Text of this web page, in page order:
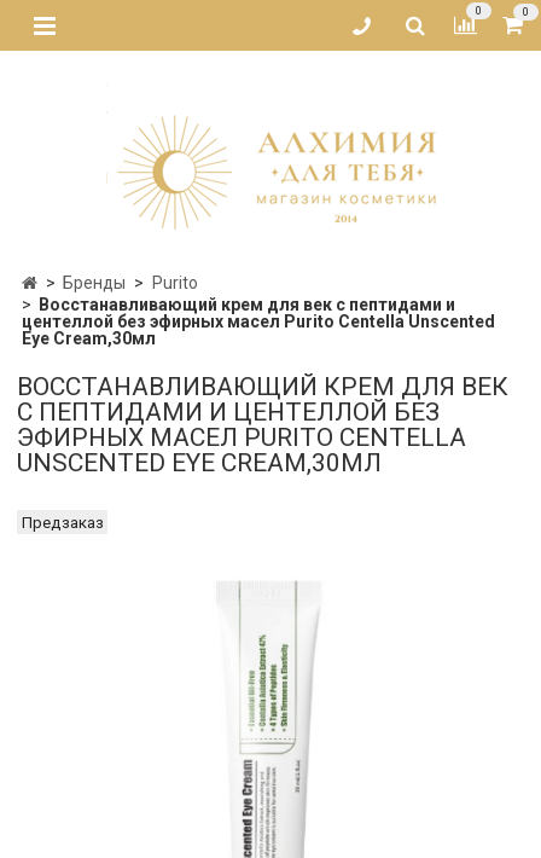
0 0
Бренды
Purito
Восстанавливающий крем для век с пептидами и
центеллой без эфирных масел Purito Centella Unscented
Eye Cream,30мл
ВОССТАНАВЛИВАЮЩИЙ КРЕМ ДЛЯ ВЕК
С ПЕПТИДАМИ И ЦЕНТЕЛЛОЙ БЕЗ
ЭФИРНЫХ МАСЕЛ PURITO CENTELLA
UNSCENTED EYE CREAM,30МЛ
Предзаказ